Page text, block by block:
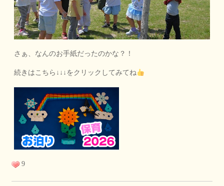
さぁ、なんのお手紙だったのかな？！
続きはこちら↓↓↓をクリックしてみてね
9